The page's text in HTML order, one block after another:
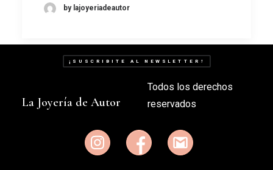
by lajoyeriadeautor
¡SUSCRIBITE AL NEWSLETTER!
La Joyería de Autor
Todos los derechos
reservados